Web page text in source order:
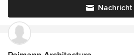
Nachricht